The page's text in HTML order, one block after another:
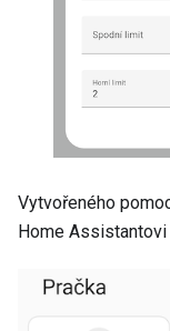
Vytvořeného
Home